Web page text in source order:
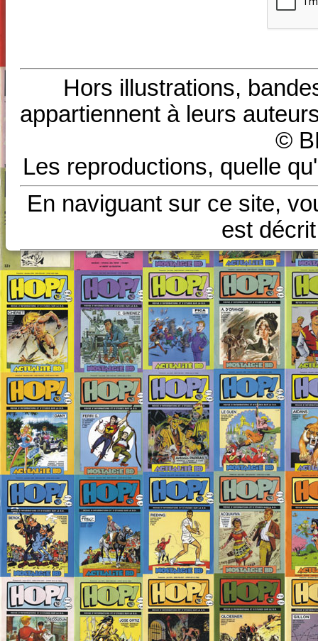
Hors illustrations,
appartiennent à leurs
©
Les reproductions, quelle
En naviguant sur ce site,
est